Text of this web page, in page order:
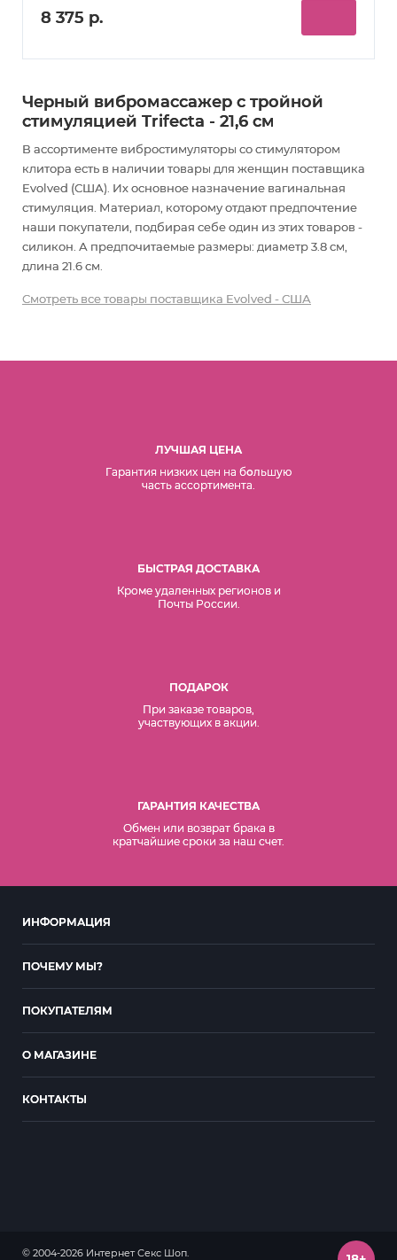
8 375 р.
Черный вибромассажер с тройной
стимуляцией Trifecta - 21,6 см
В ассортименте вибростимуляторы со стимулятором
клитора есть в наличии товары для женщин поставщика
Evolved (США). Их основное назначение вагинальная
стимуляция . Материал, которому отдают предпочтение
наши покупатели, подбирая себе один из этих товаров -
силикон. А предпочитаемые размеры: диаметр 3.8 см,
длина 21.6 см.
Смотреть все товары поставщика Evolved - США
ЛУЧШАЯ ЦЕНА
Гарантия низких цен на большую
часть ассортимента.
БЫСТРАЯ ДОСТАВКА
Кроме удаленных регионов и
Почты России.
ПОДАРОК
При заказе товаров,
участвующих в акции.
ГАРАНТИЯ КАЧЕСТВА
Обмен или возврат брака в
кратчайшие сроки за наш счет.
ИНФОРМАЦИЯ
ПОЧЕМУ МЫ?
ПОКУПАТЕЛЯМ
О МАГАЗИНЕ
КОНТАКТЫ
© 2004-2026 Интернет Секс Шоп.